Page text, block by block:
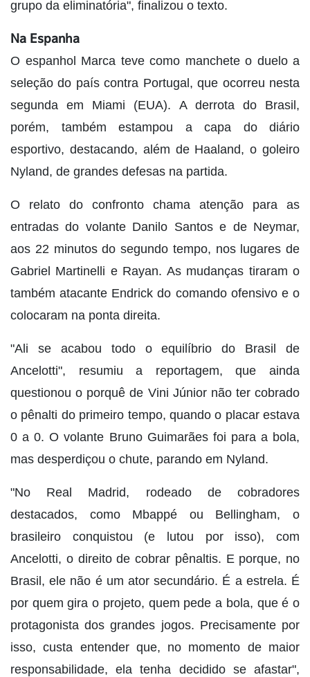
grupo da eliminatória", finalizou o texto.
Na Espanha
O espanhol Marca teve como manchete o duelo a
seleção do país contra Portugal, que ocorreu nesta
segunda em Miami (EUA). A derrota do Brasil,
porém, também estampou a capa do diário
esportivo, destacando, além de Haaland, o goleiro
Nyland, de grandes defesas na partida.
O relato do confronto chama atenção para as
entradas do volante Danilo Santos e de Neymar,
aos 22 minutos do segundo tempo, nos lugares de
Gabriel Martinelli e Rayan. As mudanças tiraram o
também atacante Endrick do comando ofensivo e o
colocaram na ponta direita.
"Ali se acabou todo o equilíbrio do Brasil de
Ancelotti", resumiu a reportagem, que ainda
questionou o porquê de Vini Júnior não ter cobrado
o pênalti do primeiro tempo, quando o placar estava
0 a 0. O volante Bruno Guimarães foi para a bola,
mas desperdiçou o chute, parando em Nyland.
"No Real Madrid, rodeado de cobradores
destacados, como Mbappé ou Bellingham, o
brasileiro conquistou (e lutou por isso), com
Ancelotti, o direito de cobrar pênaltis. E porque, no
Brasil, ele não é um ator secundário. É a estrela. É
por quem gira o projeto, quem pede a bola, que é o
protagonista dos grandes jogos. Precisamente por
isso, custa entender que, no momento de maior
responsabilidade, ela tenha decidido se afastar",